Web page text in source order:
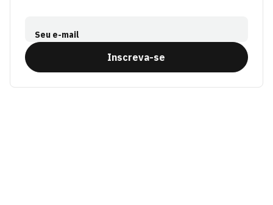
Seu e-mail
Inscreva-se